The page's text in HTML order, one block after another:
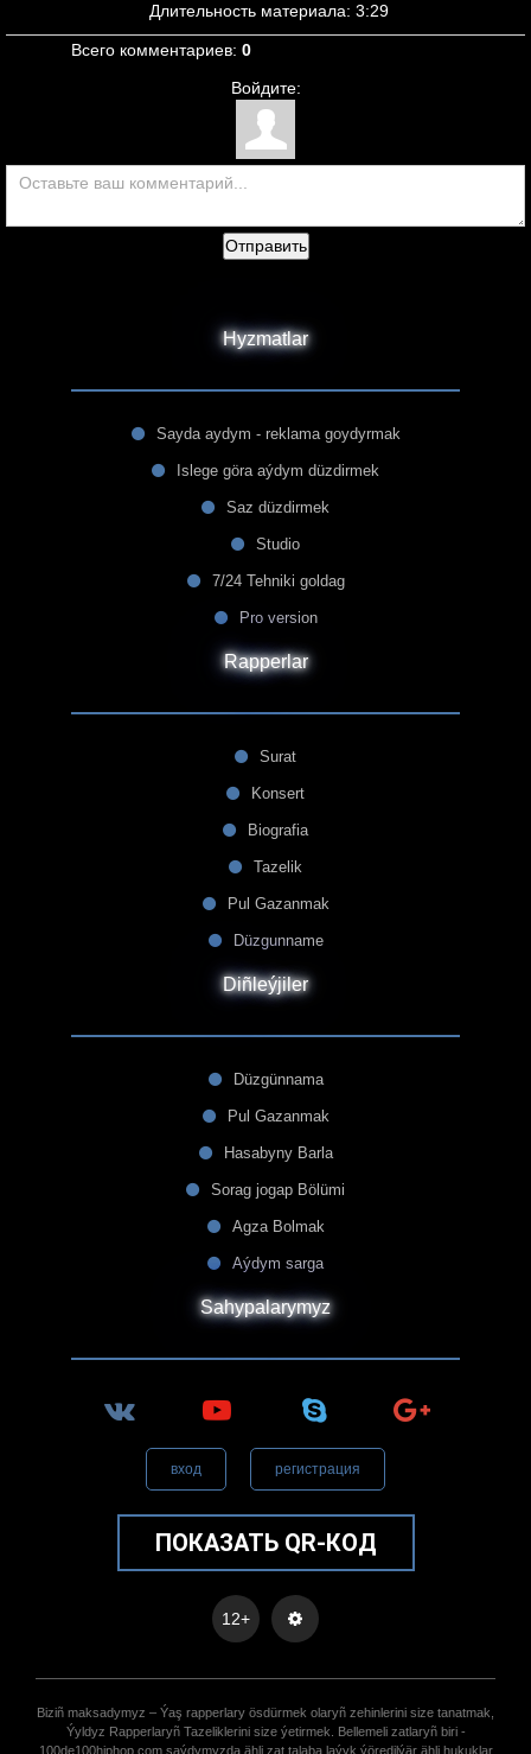
Длительность материала: 3:29
Всего комментариев: 0
Войдите:
Отправить
Hyzmatlar
Sayda aydym - reklama goydyrmak
Islege göra aýdym düzdirmek
Saz düzdirmek
Studio
7/24 Tehniki goldag
Pro version
Rapperlar
Surat
Konsert
Biografia
Tazelik
Pul Gazanmak
Düzgunname
Diñleýjiler
Düzgünnama
Pul Gazanmak
Hasabyny Barla
Sorag jogap Bölümi
Agza Bolmak
Aýdym sarga
Sahypalarymyz
вход регистрация
ПОКАЗАТЬ QR-КОД
12+
Biziñ maksadymyz – Ýaş rapperlary ösdürmek olaryñ zehinlerini size tanatmak,
Ýyldyz Rapperlaryñ Tazeliklerini size ýetirmek. Bellemeli zatlaryñ biri -
100de100hiphop.com saýdymyzda ähli zat talaba laýyk ýöredilýär ähli hukuklar